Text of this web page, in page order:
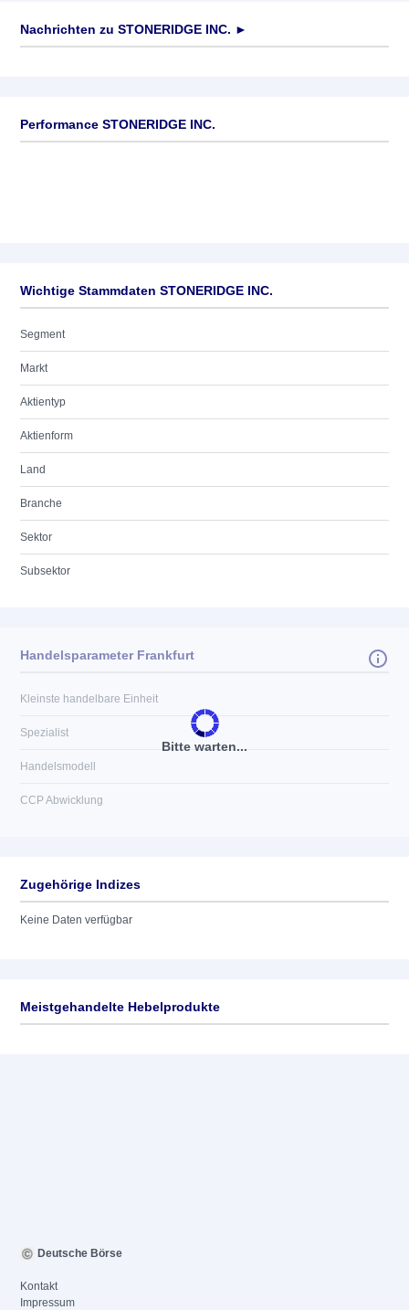
Nachrichten zu STONERIDGE INC. ►
Performance STONERIDGE INC.
Wichtige Stammdaten STONERIDGE INC.
Segment
Markt
Aktientyp
Aktienform
Land
Branche
Sektor
Subsektor
Bitte warten...
Handelsparameter Frankfurt
Kleinste handelbare Einheit
Spezialist
Handelsmodell
CCP Abwicklung
Zugehörige Indizes
Keine Daten verfügbar
Meistgehandelte Hebelprodukte
Deutsche Börse
Kontakt
Impressum